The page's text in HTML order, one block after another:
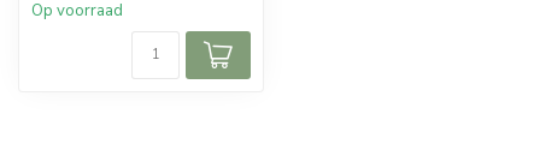
Op voorraad